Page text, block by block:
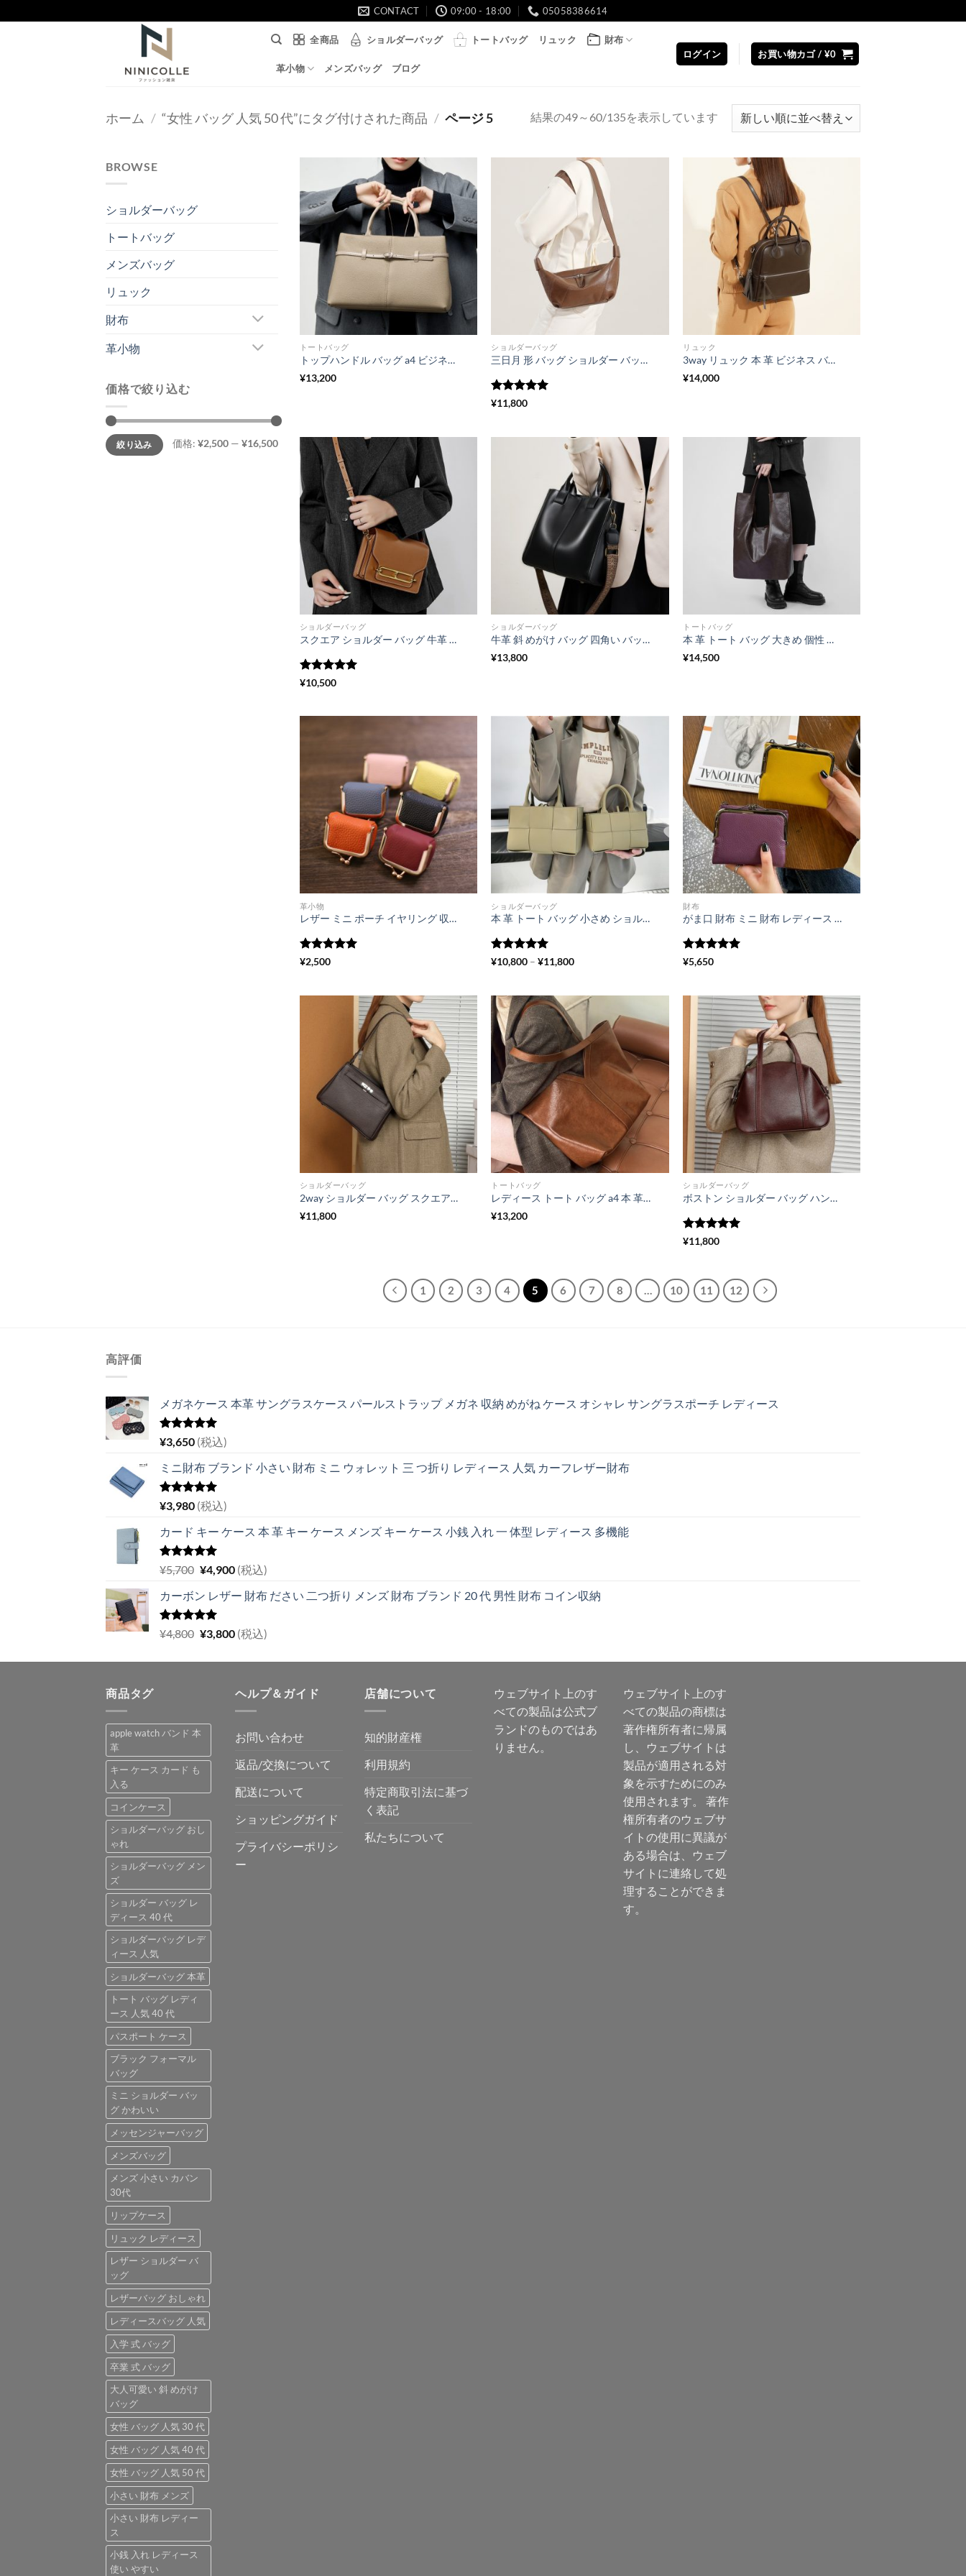
to
CONTACT 09:00 - 18:00 05058386614
全商品 ショルダーバッグ トートバッグ リュック 財布
革小物 メンズバッグ ブログ
ログイン お買い物カゴ / ¥0
ホーム / “女性 バッグ 人気 50 代”にタグ付けされた商品 / ページ 5 結果の49～60/135を表示しています新
BROWSE
ショルダーバッグ
トートバッグ
メンズバッグ
リュック
財布
革小物
価格で絞り込む
最
低
価
最
高
価
絞り込み 価格: ¥2,500 — ¥16,500
トートバッグ
トップハンドル バッグ a4 ビジネス バッグ レディース 牛革 斜 めがけ バッグ レディース トート バッグ おしゃれ 本 革 ショルダー バッグ レディース フォーマル カバン 卒業 式 バッグ 卒 園 式 バッグ バッグ 冠 婚 葬祭
¥13,200
ショルダーバッグ
三日月 形 バッグ ショルダー バッグ クロス ボディ 三日月 ショルダー バッグ レディース ショルダー バッグ 本 革 牛革 斜 めがけ バッグ カジュアル カバン レディース
5段階中
¥11,800
リュック
3way リュック 本 革 ビジネス バッグ リュック 2way 大人 可愛い 斜 めがけ バッグ 軽い 本 牛革 多 機能 ショルダー バッグ きれい め ショルダー バッグ シンプル バック レディース 女子大生 カバン
¥14,000
ショルダーバッグ
スクエア ショルダー バッグ 牛革 バッグ ショルダー 大人 可愛い 斜 めがけ バッグ 軽い 通勤 バッグ 本 革 レディース 小さい カバン 斜 めがけ 女性 バッグ 人気 40 代 カジュアル
5段階中
¥10,500
ショルダーバッグ
牛革 斜 めがけ バッグ 四角い バッグ ショルダー 黒 の バッグ レディース 通勤 バッグ レディース 40 代 ビジネス バッグ 3way トップ ハンドル バッグ 本 革 レディース バッグ 人気
¥13,800
トートバッグ
本 革 トート バッグ 大きめ 個性 的 な バッグ レディース a4 サイズ が 入る バッグ 肩掛け バッグ レザー 40 代 女性 人気 バッグ 主婦 普段 使い バッグ 40 代
¥14,500
革小物
レザー ミニ ポーチ イヤリング 収納 本革 アクセサリー ケース 本 革 小銭 入れ 革製品 コイン ケース がま口 小銭 入れ ミニ 本革 小物 ちょっとした プレゼント 彼女
5段階中
¥2,500
ショルダーバッグ
本 革 トート バッグ 小さめ ショルダー バッグ レディース カジュアル 2way バッグ ミニ ハンドバッグ 女性 バッグ 人気 40 代 軽い トート バッグ 編み 風 カバン
5段階中5 の
¥10,800 –¥11,800価
–
¥11,800
財布
がま口 財布 ミニ 財布 レディース 40 代 本 革 ミニ 財布 カード が たくさん 入る 財布 本 革 コイン ケース バレンタイン プレゼント 女性 二 つ折り 財布 レディース 使い やすい
5段階中
¥5,650
ショルダーバッグ
2way ショルダー バッグ スクエア ショルダー バッグ 本 革 バッグ レディース おしゃれ レディース バッグ 高級 革 鞄 シンプル 普段 使い も できる フォーマル バッグ セレモニー バッグ 結婚 式 卒業 式 バッグ
¥11,800
トートバッグ
レディース トート バッグ a4 本 革 トート バッグ 柔らかい 女性 バッグ 人気 40 代 軽い トート バッグ 通勤 バッグ レディース 40 代 肩掛け バック レディース 2way バッグ
¥13,200
ショルダーバッグ
ボストン ショルダー バッグ ハンドバッグ ショルダーバッグ 黒 ミニ ボストン バッグ 本 革 斜め 掛け バッグ レディース 50代 女性 バッグ
5段階中
¥11,800
1 2 3 4 5 6 7 8 … 10 11 12
高評価
メガネケース 本革 サングラスケース パールストラップ メガネ 収納 めがね ケース オシャレ サングラスポーチ レディース
5段階中
5.00
の評価
¥3,650 (税込)
ミニ財布 ブランド 小さい 財布 ミニ ウォレット 三 つ折り レディース 人気 カーフレザー財布
5段階中
5.00
の評価
¥3,980 (税込)
カード キー ケース 本 革 キー ケース メンズ キー ケース 小銭 入れ 一 体型 レディース 多機能
5段階中
5.00
の評価
¥5,700 元
価
格
は
¥5,700
で
¥4,900現
の
格
は
¥4,900
す。
(税込)
カーボン レザー 財布 ださい 二つ折り メンズ 財布 ブランド 20 代 男性 財布 コイン収納
5段階中
5.00
の評価
¥4,800 元
価
で
し
た。
¥3,800現
の
格
は
で
(税込)
商品タグ
apple watch バンド 本
革
キー ケース カード も
入る
コインケース
ショルダーバッグ おし
ゃれ
ショルダーバッグ メン
ズ
ショルダー バッグ レ
ディース 40 代
ショルダーバッグ レデ
ィース 人気
ショルダーバッグ 本革
トート バッグ レディ
ース 人気 40 代
パスポート ケース
ブラック フォーマル
バッグ
ミニ ショルダー バッ
グ かわいい
メッセンジャーバッグ
メンズバッグ
メンズ 小さい カバン
30代
リップケース
リュック レディース
レザー ショルダー バ
ッグ
レザーバッグ おしゃれ
レディースバッグ 人気
入学 式 バッグ
卒業 式 バッグ
大人可愛い 斜 めがけ
バッグ
女性 バッグ 人気 30 代
女性 バッグ 人気 40 代
女性 バッグ 人気 50 代
小さい 財布 メンズ
小さい 財布 レディー
ス
小銭 入れ レディース
使い やすい
ヘルプ＆ガイド
お問い合わせ
返品/交換について
配送について
ショッピングガイド
プライバシーポリシ
ー
店舗について
知的財産権
利用規約
特定商取引法に基づ
く表記
私たちについて
ウェブサイト上のす
べての製品は公式ブ
ランドのものではあ
りません。
ウェブサイト上のす
べての製品の商標は
著作権所有者に帰属
し、ウェブサイトは
製品が適用される対
象を示すためにのみ
使用されます。 著作
権所有者のウェブサ
イトの使用に異議が
ある場合は、ウェブ
サイトに連絡して処
理することができま
す。